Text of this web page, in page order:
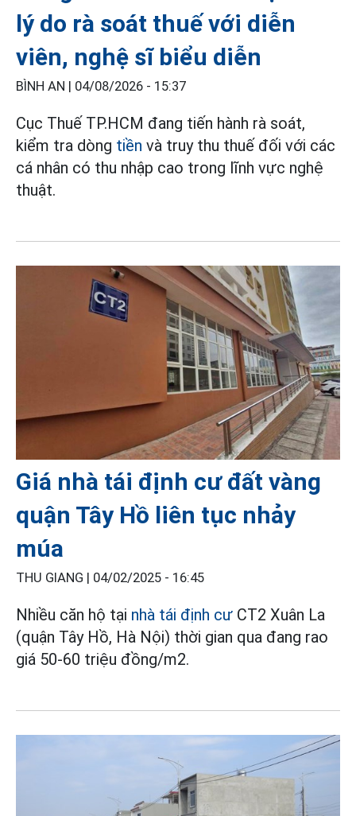
lý do rà soát thuế với diễn
viên, nghệ sĩ biểu diễn
BÌNH AN | 04/08/2026 - 15:37
Cục Thuế TP.HCM đang tiến hành rà soát,
kiểm tra dòng tiền và truy thu thuế đối với các
cá nhân có thu nhập cao trong lĩnh vực nghệ
thuật.
Giá nhà tái định cư đất vàng
quận Tây Hồ liên tục nhảy
múa
THU GIANG | 04/02/2025 - 16:45
Nhiều căn hộ tại nhà tái định cư CT2 Xuân La
(quận Tây Hồ, Hà Nội) thời gian qua đang rao
giá 50-60 triệu đồng/m2.